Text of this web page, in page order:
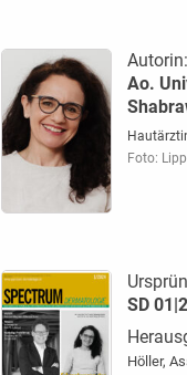
Autorin:
Ao.
Foto:
SD
Höller,